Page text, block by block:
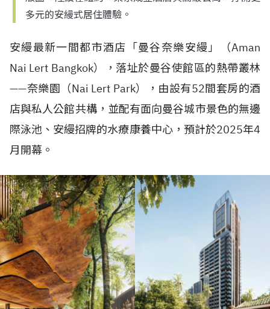
多元的安縵式居住體驗。
安縵最新一間都市酒店「曼谷奈樂安縵」（Aman
Nai Lert Bangkok），落址於曼谷使館區的熱帶叢林
——奈樂園（Nai Lert Park），由設有52間套房的酒
店與私人公館共構，並配有面向曼谷城市景色的無邊
際泳池、安縵招牌的水療康養中心，預計於2025年4
月開幕。